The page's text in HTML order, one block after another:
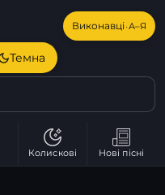
Виконавці·А–Я
Темна
Колискові Нові пісні